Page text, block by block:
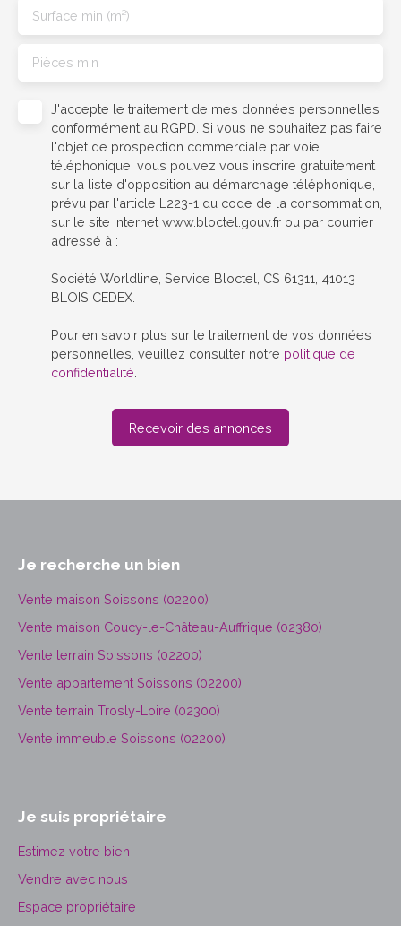
Surface min (m²)
Pièces min
J'accepte le traitement de mes données personnelles
conformément au RGPD. Si vous ne souhaitez pas faire
l'objet de prospection commerciale par voie
téléphonique, vous pouvez vous inscrire gratuitement
sur la liste d'opposition au démarchage téléphonique,
prévu par l'article L223-1 du code de la consommation,
sur le site Internet www.bloctel.gouv.fr ou par courrier
adressé à :
Société Worldline, Service Bloctel, CS 61311, 41013
BLOIS CEDEX.
Pour en savoir plus sur le traitement de vos données
personnelles, veuillez consulter notre politique de
confidentialité.
Recevoir des annonces
Je recherche un bien
Vente maison Soissons (02200)
Vente maison Coucy-le-Château-Auffrique (02380)
Vente terrain Soissons (02200)
Vente appartement Soissons (02200)
Vente terrain Trosly-Loire (02300)
Vente immeuble Soissons (02200)
Je suis propriétaire
Estimez votre bien
Vendre avec nous
Espace propriétaire